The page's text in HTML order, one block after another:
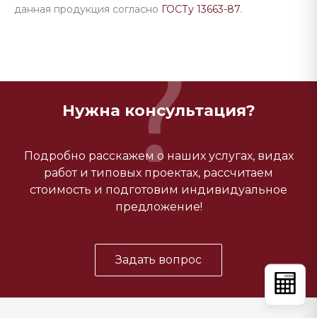
данная продукция согласно ГОСТу 13663-87.
Нужна консультация?
Подробно расскажем о наших услугах, видах
работ и типовых проектах, рассчитаем
стоимость и подготовим индивидуальное
предложение!
Задать вопрос